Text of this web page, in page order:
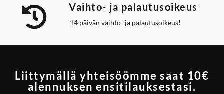
Vaihto- ja palautusoikeus
14 päivän vaihto- ja palautusoikeus!
Liittymällä yhteisöömme saat 10€
alennuksen ensitilauksestasi.